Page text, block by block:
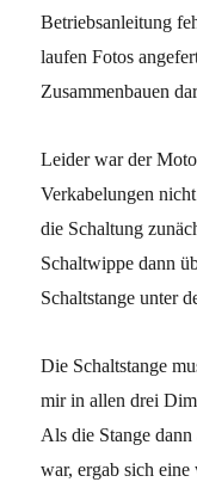
Betriebsanleitung
laufen Fotos
Zusammenbauen
Leider war der
Verkabelungen
die Schaltung
Schaltwippe dann
Schaltstange unter
Die Schaltstange
mir in allen drei
Als die Stange
war, ergab sich